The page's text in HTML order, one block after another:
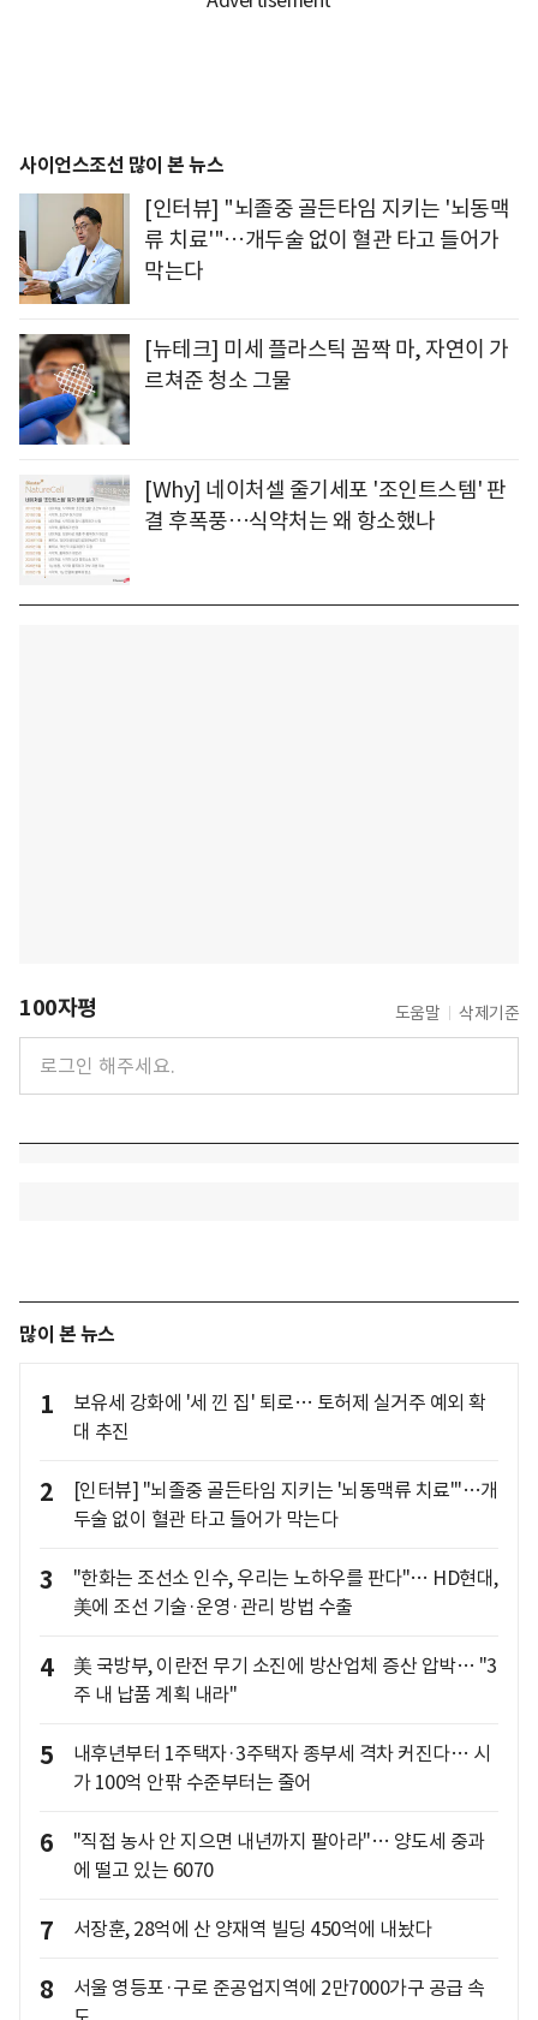
사이언스조선 많이 본 뉴스
[인터뷰] "뇌졸중 골든타임 지키는 '뇌동맥
류 치료'"…개두술 없이 혈관 타고 들어가
막는다
[뉴테크] 미세 플라스틱 꼼짝 마, 자연이 가
르쳐준 청소 그물
[Why] 네이처셀 줄기세포 '조인트스템' 판
결 후폭풍…식약처는 왜 항소했나
100자평 도움말 삭제기준
많이 본 뉴스
1
보유세 강화에 '세 낀 집' 퇴로… 토허제 실거주 예외 확
대 추진
2
[인터뷰] "뇌졸중 골든타임 지키는 '뇌동맥류 치료'"…개
두술 없이 혈관 타고 들어가 막는다
3
"한화는 조선소 인수, 우리는 노하우를 판다"… HD현대,
美에 조선 기술·운영·관리 방법 수출
4
美 국방부, 이란전 무기 소진에 방산업체 증산 압박… "3
주 내 납품 계획 내라"
5
내후년부터 1주택자·3주택자 종부세 격차 커진다… 시
가 100억 안팎 수준부터는 줄어
6
"직접 농사 안 지으면 내년까지 팔아라"… 양도세 중과
에 떨고 있는 6070
7 서장훈, 28억에 산 양재역 빌딩 450억에 내놨다
8
서울 영등포·구로 준공업지역에 2만7000가구 공급 속